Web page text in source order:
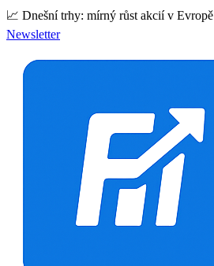
📈 Dnešní trhy: mírný růst akcií v Evropě
Newsletter